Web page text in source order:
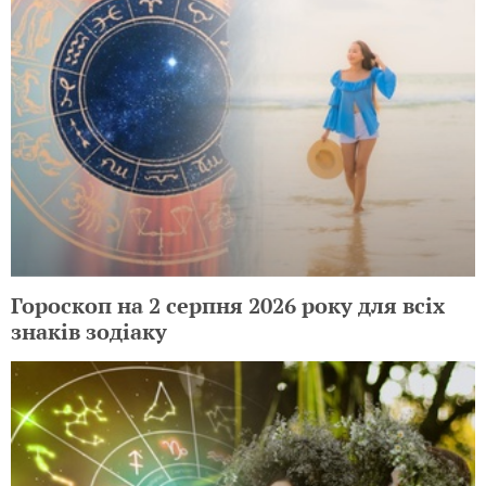
Гороскоп на 2 серпня 2026 року для всіх
знаків зодіаку